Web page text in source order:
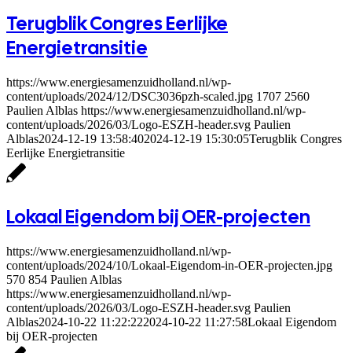
Terugblik Congres Eerlijke
Energietransitie
https://www.energiesamenzuidholland.nl/wp-
content/uploads/2024/12/DSC3036pzh-scaled.jpg 1707 2560
Paulien Alblas https://www.energiesamenzuidholland.nl/wp-
content/uploads/2026/03/Logo-ESZH-header.svg Paulien
Alblas2024-12-19 13:58:402024-12-19 15:30:05Terugblik Congres
Eerlijke Energietransitie
Lokaal Eigendom bij OER-projecten
https://www.energiesamenzuidholland.nl/wp-
content/uploads/2024/10/Lokaal-Eigendom-in-OER-projecten.jpg
570 854 Paulien Alblas
https://www.energiesamenzuidholland.nl/wp-
content/uploads/2026/03/Logo-ESZH-header.svg Paulien
Alblas2024-10-22 11:22:222024-10-22 11:27:58Lokaal Eigendom
bij OER-projecten